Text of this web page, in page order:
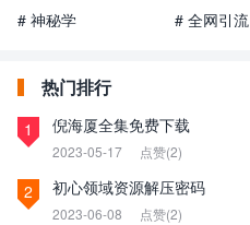
# 神秘学
# 全网引流
热门排行
1 倪海厦全集免费下载
2023-05-17 点赞(2)
2 初心领域资源解压密码
2023-06-08 点赞(2)